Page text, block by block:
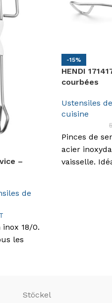
–
de
18/0.
les
-15%
HENDI
courbées
Ustensiles
cuisine
Pinces de
acier
vaisselle.
Stöckel